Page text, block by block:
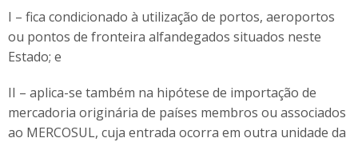
I – fica condicionado à utilização de portos, aeroportos
ou pontos de fronteira alfandegados situados neste
Estado; e
II – aplica-se também na hipótese de importação de
mercadoria originária de países membros ou associados
ao MERCOSUL, cuja entrada ocorra em outra unidade da